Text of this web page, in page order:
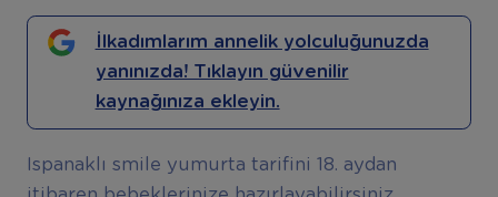
İlkadımlarım annelik yolculuğunuzda
yanınızda! Tıklayın güvenilir
kaynağınıza ekleyin.
Ispanaklı smile yumurta tarifini 18. aydan